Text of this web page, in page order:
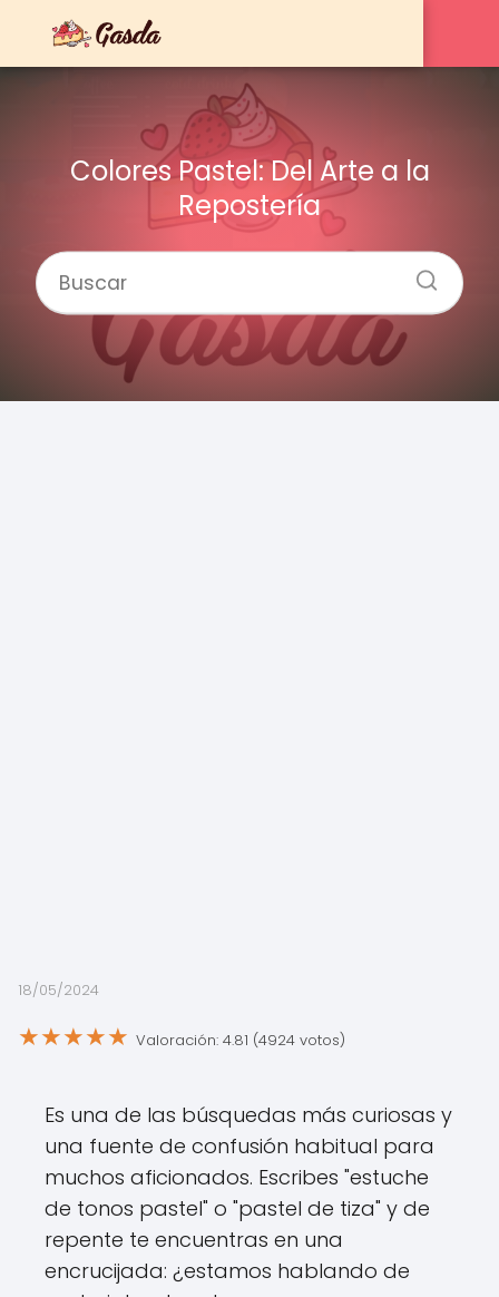
Colores Pastel: Del Arte a la
Repostería
18/05/2024
★★★★★ Valoración: 4.81 (4924 votos)
Es una de las búsquedas más curiosas y
una fuente de confusión habitual para
muchos aficionados. Escribes "estuche
de tonos pastel" o "pastel de tiza" y de
repente te encuentras en una
encrucijada: ¿estamos hablando de